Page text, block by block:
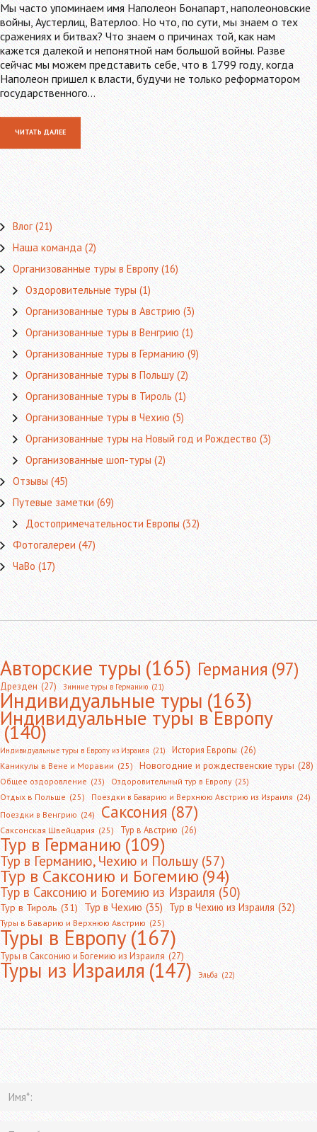
Мы часто упоминаем имя Наполеон Бонапарт, наполеоновские
войны, Аустерлиц, Ватерлоо. Но что, по сути, мы знаем о тех
сражениях и битвах? Что знаем о причинах той, как нам
кажется далекой и непонятной нам большой войны. Разве
сейчас мы можем представить себе, что в 1799 году, когда
Наполеон пришел к власти, будучи не только реформатором
государственного…
ЧИТАТЬ ДАЛЕЕ
Влог(21)
Наша команда(2)
Организованные туры в Европу(16)
Оздоровительные туры(1)
Организованные туры в Австрию(3)
Организованные туры в Венгрию(1)
Организованные туры в Германию(9)
Организованные туры в Польшу(2)
Организованные туры в Тироль(1)
Организованные туры в Чехию(5)
Организованные туры на Новый год и Рождество(3)
Организованные шоп-туры(2)
Отзывы(45)
Путевые заметки(69)
Достопримечательности Европы(32)
Фотогалереи(47)
ЧаВо(17)
Авторские туры(165) Германия(97)
Дрезден (27) Зимние туры в Германию (21)
Индивидуальные туры(163)
Индивидуальные туры в Европу
(140)
Индивидуальные туры в Европу из Израиля (21) История Европы (26)
Каникулы в Вене и Моравии (25) Новогодние и рождественские туры (28)
Общее оздоровление (23) Оздоровительный тур в Европу (23)
Отдых в Польше (25) Поездки в Баварию и Верхнюю Австрию из Израиля (24)
Поездки в Венгрию (24) Саксония(87)
Саксонская Швейцария (25) Тур в Австрию (26)
Тур в Германию(109)
Тур в Германию, Чехию и Польшу (57)
Тур в Саксонию и Богемию(94)
Тур в Саксонию и Богемию из Израиля (50)
Тур в Тироль (31) Тур в Чехию (35) Тур в Чехию из Израиля (32)
Туры в Баварию и Верхнюю Австрию (25)
Туры в Европу(167)
Туры в Саксонию и Богемию из Израиля (27)
Туры из Израиля(147) Эльба (22)